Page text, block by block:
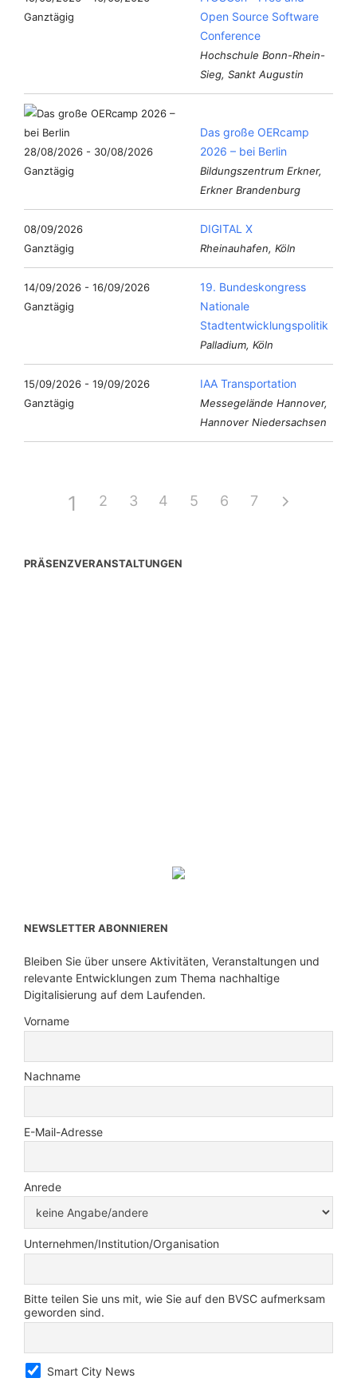
Ganztägig
Open Source Software
Conference
Hochschule Bonn-Rhein-
Sieg, Sankt Augustin
28/08/2026 - 30/08/2026
Ganztägig
Das große OERcamp
2026 – bei Berlin
Bildungszentrum Erkner,
Erkner Brandenburg
08/09/2026
Ganztägig
DIGITAL X
Rheinauhafen, Köln
14/09/2026 - 16/09/2026
Ganztägig
19. Bundeskongress
Nationale
Stadtentwicklungspolitik
Palladium, Köln
15/09/2026 - 19/09/2026
Ganztägig
IAA Transportation
Messegelände Hannover,
Hannover Niedersachsen
1 2 3 4 5 6 7
PRÄSENZVERANSTALTUNGEN
NEWSLETTER ABONNIEREN
Bleiben Sie über unsere Aktivitäten, Veranstaltungen und
relevante Entwicklungen zum Thema nachhaltige
Digitalisierung auf dem Laufenden.
Vorname
Nachname
E-Mail-Adresse
Anrede
Unternehmen/Institution/Organisation
Bitte teilen Sie uns mit, wie Sie auf den BVSC aufmerksam
geworden sind.
Smart City News